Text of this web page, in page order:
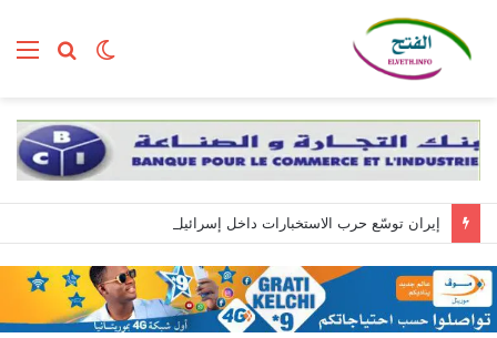
بحث الوضع